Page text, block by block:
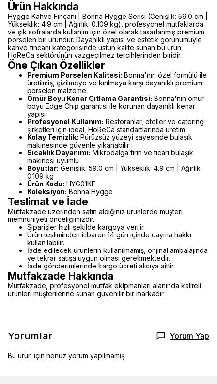
Ürün Hakkında
Hygge Kahve Fincanı | Bonna Hygge Serisi (Genişlik: 59.0 cm |
Yükseklik: 4.9 cm | Ağırlık: 0.109 kg), profesyonel mutfaklarda
ve şık sofralarda kullanım için özel olarak tasarlanmış premium
porselen bir üründür. Dayanıklı yapısı ve estetik görünümüyle
kahve fincanı kategorisinde üstün kalite sunan bu ürün,
HoReCa sektörünün vazgeçilmez tercihlerinden biridir.
Öne Çıkan Özellikler
Premium Porselen Kalitesi: Bonna'nın özel formülü ile
üretilmiş, çizilmeye ve kırılmaya karşı dayanıklı premium
porselen malzeme
Ömür Boyu Kenar Çıtlama Garantisi: Bonna'nın ömür
boyu Edge Chip garantisi ile korunan dayanıklı kenar
yapısı
Profesyonel Kullanım: Restoranlar, oteller ve catering
şirketleri için ideal, HoReCa standartlarında üretim
Kolay Temizlik: Pürüzsüz yüzeyi sayesinde bulaşık
makinesinde güvenle yıkanabilir
Sıcaklık Dayanımı: Mikrodalga fırın ve ticari bulaşık
makinesi uyumlu
Boyutlar: Genişlik: 59.0 cm | Yükseklik: 4.9 cm | Ağırlık:
0.109 kg
Ürün Kodu: HYG01KF
Koleksiyon: Bonna Hygge
Teslimat ve İade
Mutfakzade üzerinden satın aldığınız ürünlerde müşteri
memnuniyeti önceliğimizdir.
Siparişler hızlı şekilde kargoya verilir.
Ürün tesliminden itibaren 14 gün içinde cayma hakkı
kullanılabilir.
İade edilecek ürünlerin kullanılmamış, orijinal ambalajında
ve tekrar satışa uygun olması gerekmektedir.
İade gönderimlerinde kargo ücreti alıcıya aittir.
Mutfakzade Hakkında
Mutfakzade, profesyonel mutfak ekipmanları alanında kaliteli
ürünleri müşterilerine sunan güvenilir bir markadır.
Yorumlar Yorum Yap
Bu ürün için henüz yorum yapılmamış.